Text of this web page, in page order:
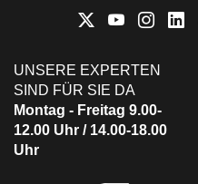
UNSERE EXPERTEN
SIND FÜR SIE DA
Montag - Freitag 9.00-
12.00 Uhr / 14.00-18.00
Uhr